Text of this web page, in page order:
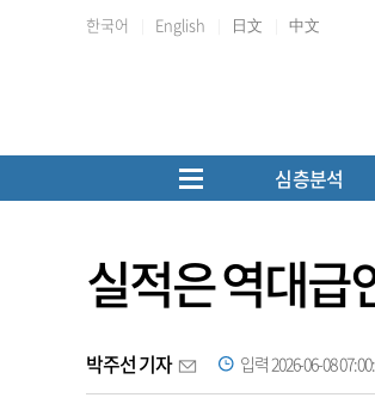
한국어 English 日文 中文
심층분석
실적은 역대
박주선 기자 입력 2026-06-08